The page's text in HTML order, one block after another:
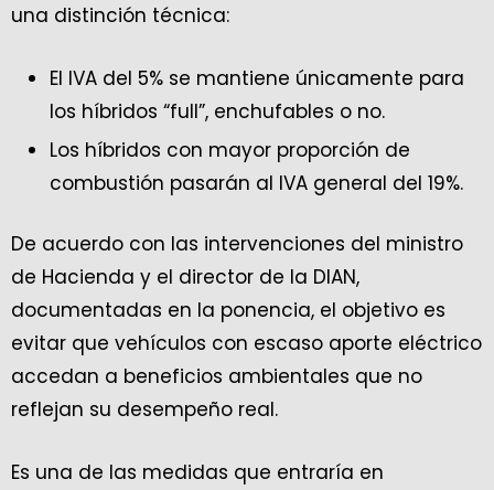
una distinción técnica:
El IVA del 5% se mantiene únicamente para
los híbridos “full”, enchufables o no.
Los híbridos con mayor proporción de
combustión pasarán al IVA general del 19%.
De acuerdo con las intervenciones del ministro
de Hacienda y el director de la DIAN,
documentadas en la ponencia, el objetivo es
evitar que vehículos con escaso aporte eléctrico
accedan a beneficios ambientales que no
reflejan su desempeño real.
Es una de las medidas que entraría en